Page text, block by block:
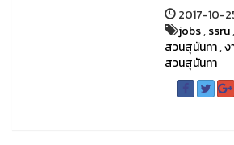
2017-10-
jobs,ssru,
สวนสุนันทา,ง
สวนสุนันทา